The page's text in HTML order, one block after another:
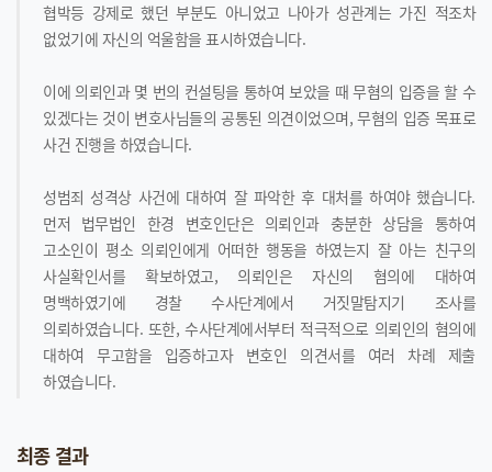
협박등 강제로 했던 부분도 아니었고 나아가 성관계는 가진 적조차
없었기에 자신의 억울함을 표시하였습니다.
이에 의뢰인과 몇 번의 컨설팅을 통하여 보았을 때 무혐의 입증을 할 수
있겠다는 것이 변호사님들의 공통된 의견이었으며, 무혐의 입증 목표로
사건 진행을 하였습니다.
성범죄 성격상 사건에 대하여 잘 파악한 후 대처를 하여야 했습니다.
먼저 법무법인 한경 변호인단은 의뢰인과 충분한 상담을 통하여
고소인이 평소 의뢰인에게 어떠한 행동을 하였는지 잘 아는 친구의
사실확인서를 확보하였고, 의뢰인은 자신의 혐의에 대하여
명백하였기에 경찰 수사단계에서 거짓말탐지기 조사를
의뢰하였습니다. 또한, 수사단계에서부터 적극적으로 의뢰인의 혐의에
대하여 무고함을 입증하고자 변호인 의견서를 여러 차례 제출
하였습니다.
최종 결과